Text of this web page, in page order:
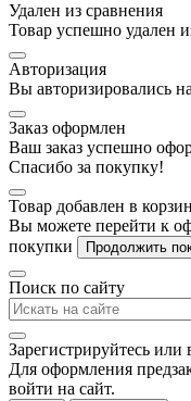
Удален из сравнения
Товар успешно удален
Авторизация
Вы авторизировались
Заказ оформлен
Ваш заказ успешно
Спасибо за покупку!
Товар добавлен в
Вы можете перейти к
покупки
Продолжить
Поиск по сайту
Зарегистрируйтесь или
Для оформления
войти на сайт.